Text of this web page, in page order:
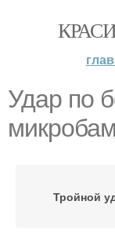
Удар по
микробам
Тройной